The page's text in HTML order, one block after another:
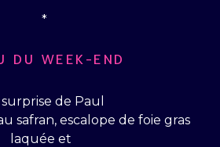
*
DU WEEK-END
surprise de Paul
safran, escalope de foie gras
laquée et